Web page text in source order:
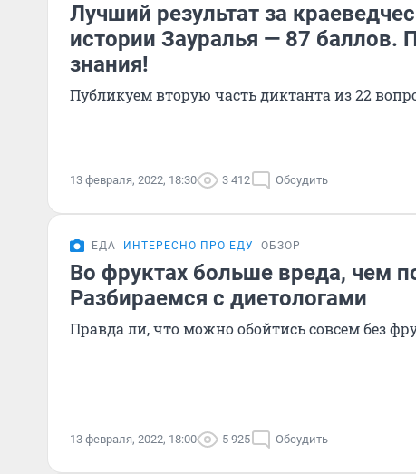
Лучший результат за
истории Зауралья — 87 баллов.
знания!
Публикуем вторую часть диктанта из 22
13 февраля, 2022, 18:30 3 412 Обсудить
ЕДА ИНТЕРЕСНО ПРО ЕДУ ОБЗОР
Во фруктах больше вреда, чем
Разбираемся с диетологами
Правда ли, что можно обойтись совсем без
13 февраля, 2022, 18:00 5 925 Обсудить